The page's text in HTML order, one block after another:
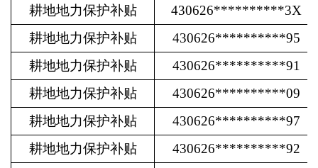
耕地地力保护补贴
430626**********3X
耕地地力保护补贴
430626**********95
耕地地力保护补贴
430626**********91
耕地地力保护补贴
430626**********09
耕地地力保护补贴
430626**********97
耕地地力保护补贴
430626**********92